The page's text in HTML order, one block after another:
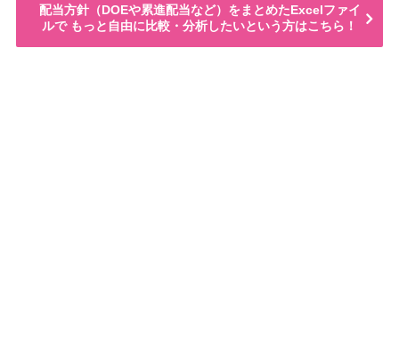
配当方針（DOEや累進配当など）をまとめたExcelファイ
ルで もっと自由に比較・分析したいという方はこちら！